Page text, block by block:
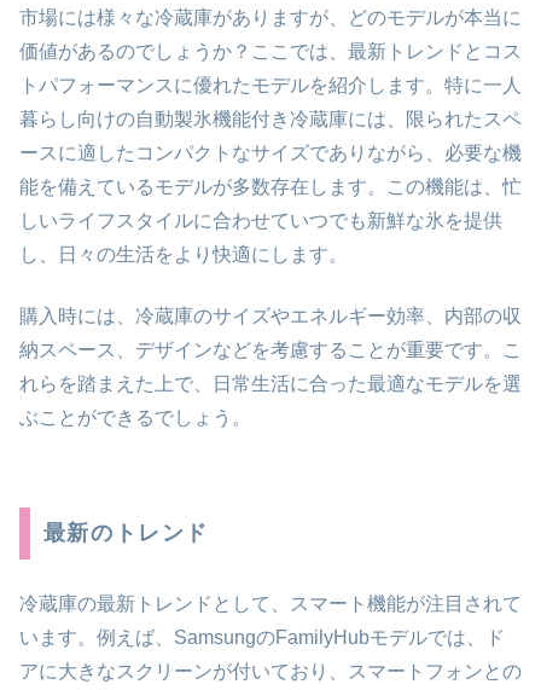
市場には様々な冷蔵庫がありますが、どのモデルが本当に
価値があるのでしょうか？ここでは、最新トレンドとコス
トパフォーマンスに優れたモデルを紹介します。特に一人
暮らし向けの自動製氷機能付き冷蔵庫には、限られたスペ
ースに適したコンパクトなサイズでありながら、必要な機
能を備えているモデルが多数存在します。この機能は、忙
しいライフスタイルに合わせていつでも新鮮な氷を提供
し、日々の生活をより快適にします。
購入時には、冷蔵庫のサイズやエネルギー効率、内部の収
納スペース、デザインなどを考慮することが重要です。こ
れらを踏まえた上で、日常生活に合った最適なモデルを選
ぶことができるでしょう。
最新のトレンド
冷蔵庫の最新トレンドとして、スマート機能が注目されて
います。例えば、SamsungのFamilyHubモデルでは、ド
アに大きなスクリーンが付いており、スマートフォンとの